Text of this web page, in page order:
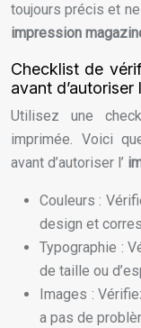
toujours précis et
impression
Checklist de
avant
Utilisez une
imprimée. Voici
avant d’autoriser l’
Couleurs :
design et
Typographie :
de taille ou
Images :
a pas de